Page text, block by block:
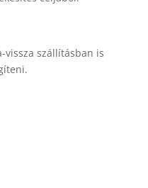
vissza szállításban is